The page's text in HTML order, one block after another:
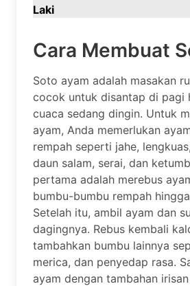
Laki
Cara Membuat
Soto ayam adalah masakan
cocok untuk disantap di pagi
cuaca sedang dingin. Untuk
ayam, Anda memerlukan
rempah seperti jahe,
daun salam, serai, dan
pertama adalah merebus
bumbu-bumbu rempah
Setelah itu, ambil ayam dan
dagingnya. Rebus kembali
tambahkan bumbu lainnya
merica, dan penyedap rasa.
ayam dengan tambahan